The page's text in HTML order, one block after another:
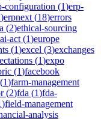
configuration (1)erp-
)erpnext (18)errors
(2)ethical-sourcing
act (1)europe
(1)excel (3)exchanges
(1)expo
(1)facebook
(1)farm-management
(2)fda (1)fda-
)field-management
analysis